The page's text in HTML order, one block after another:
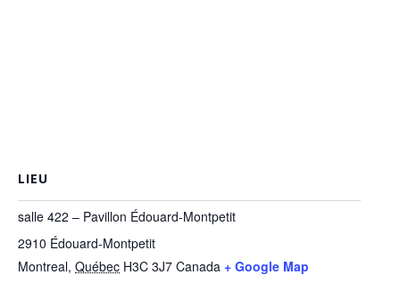
LIEU
salle 422 – Pavillon Édouard-Montpetit
2910 Édouard-Montpetit
Montreal, Québec H3C 3J7 Canada + Google Map